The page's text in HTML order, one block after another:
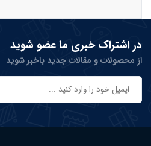
در اشتراک خبری ما عضو شوید
از محصولات و مقالات جدید باخبر شوید